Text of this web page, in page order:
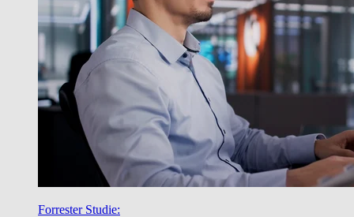
Forrester Studie: